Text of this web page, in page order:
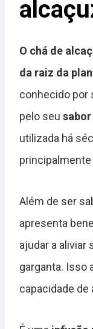
O chá de
da raiz da
conhecido por
pelo seu
utilizada há
Além de ser
apresenta
ajudar a aliviar
garganta. Isso
capacidade de